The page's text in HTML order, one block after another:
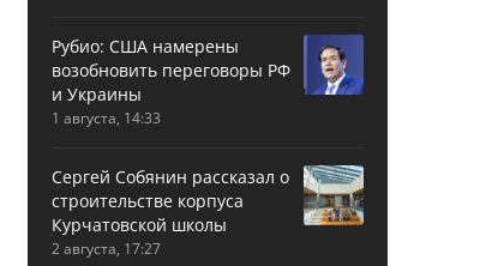
Рубио: США намерены
возобновить переговоры РФ
и Украины
1 августа, 14:33
Сергей Собянин рассказал о
строительстве корпуса
Курчатовской школы
2 августа, 17:27